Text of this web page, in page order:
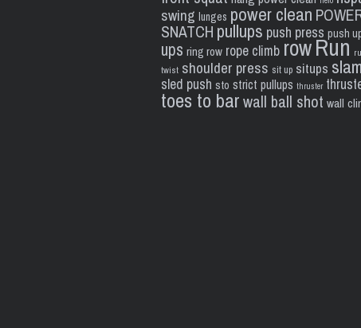
swing lunges power clean
SNATCH pullups push press push
ups ring row rope climb rowRun
twist shoulder press sit up situps
sled push sto strict pullups thruster
toes to barwall ball shot wall